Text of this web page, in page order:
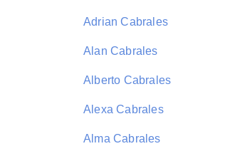
Adrian Cabrales
Alan Cabrales
Alberto Cabrales
Alexa Cabrales
Alma Cabrales